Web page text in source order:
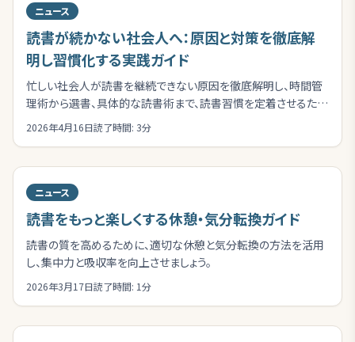
ニュース
読書が続かない社会人へ：原因と対策を徹底解
明し習慣化する実践ガイド
忙しい社会人が読書を継続できない原因を徹底解明し、時間管
理術から選書、具体的な読書術まで、読書習慣を定着させるため
の実践的な対策を網羅的に解説します。
2026年4月16日読了時間: 3分
ニュース
読書をもっと楽しくする休憩・気分転換ガイド
読書の質を高めるために、適切な休憩と気分転換の方法を活用
し、集中力と吸収率を向上させましょう。
2026年3月17日読了時間: 1分